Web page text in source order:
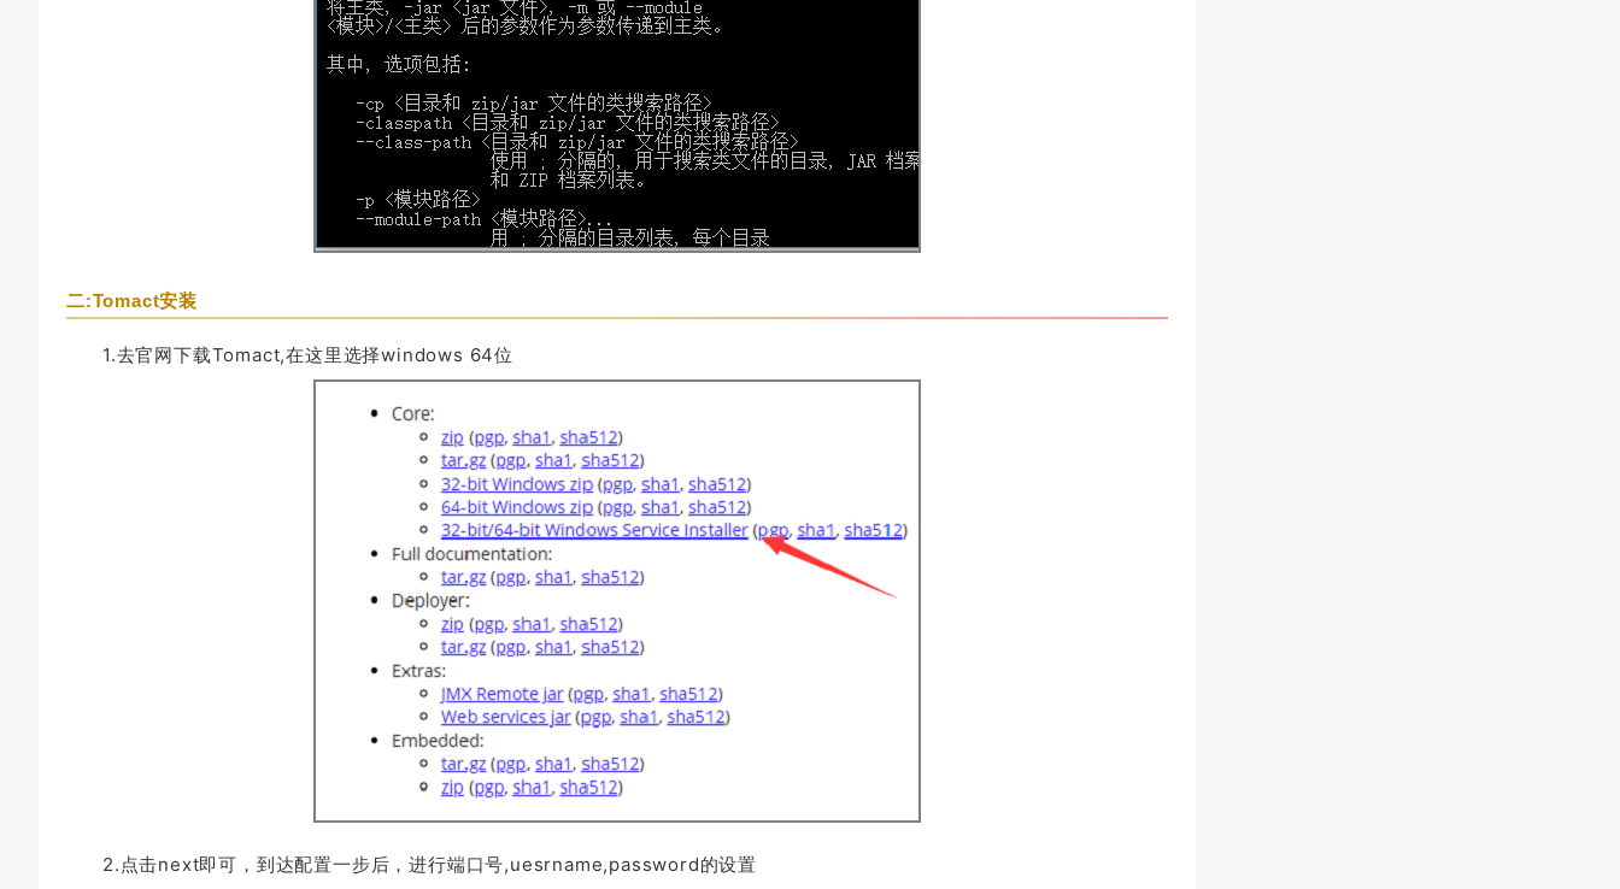
二:Tomact安装
1.去官网下载Tomact,在这里选择windows 64位
2.点击next即可，到达配置一步后，进行端口号,uesrname,password的设置